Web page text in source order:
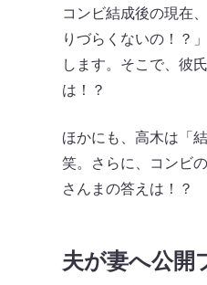
コンビ結成後の現在
りづらくないの！？
します。そこで、彼
は！？
ほかにも、高木は「
笑。さらに、コンビ
さんまの答えは！？
夫が妻へ公開